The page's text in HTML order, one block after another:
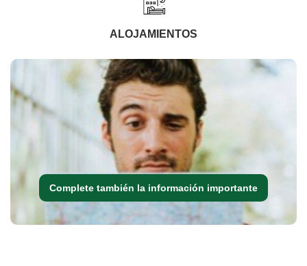
ALOJAMIENTOS
Complete también la información importante